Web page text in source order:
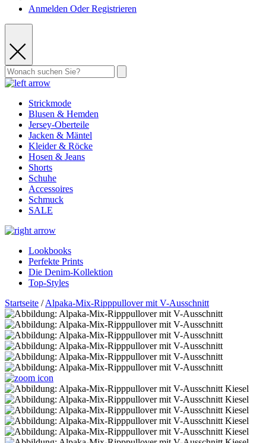
Anmelden Oder Registrieren
Strickmode
Blusen & Hemden
Jersey-Oberteile
Jacken & Mäntel
Kleider & Röcke
Hosen & Jeans
Shorts
Schuhe
Accessoires
Schmuck
SALE
Lookbooks
Perfekte Prints
Die Denim-Kollektion
Top-Styles
Startseite /Alpaka-Mix-Ripppullover mit V-Ausschnitt